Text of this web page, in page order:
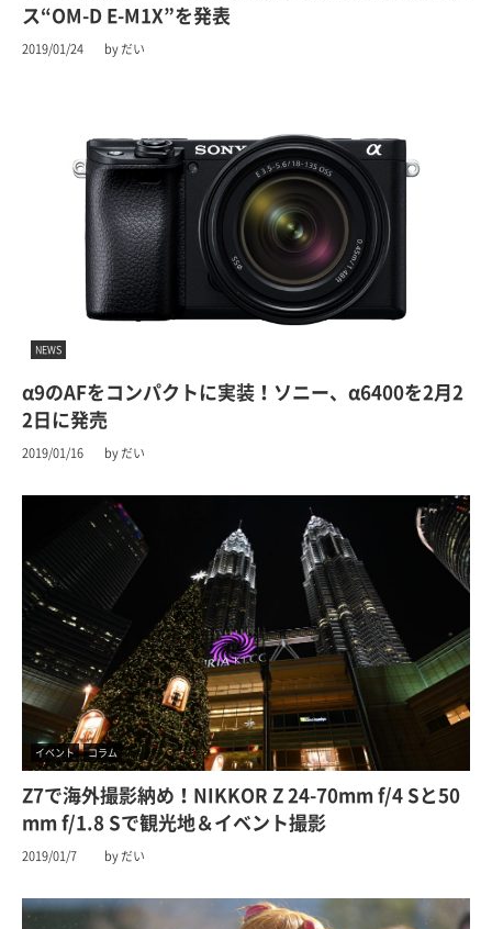
ス“OM-D E-M1X”を発表
2019/01/24 by だい
NEWS
α9のAFをコンパクトに実装！ソニー、α6400を2月2
2日に発売
2019/01/16 by だい
イベント コラム
Z7で海外撮影納め！NIKKOR Z 24-70mm f/4 Sと50
mm f/1.8 Sで観光地＆イベント撮影
2019/01/7 by だい